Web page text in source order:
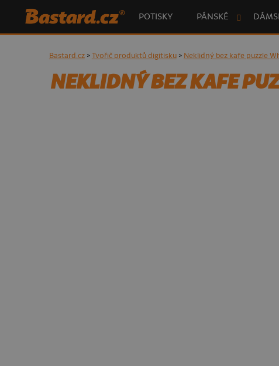
POTISKY PÁNSKÉ
Bastard.cz> Tvořič produktů digitisku> Neklidný bez kafe puzzle
NEKLIDNÝ BEZ KAFE